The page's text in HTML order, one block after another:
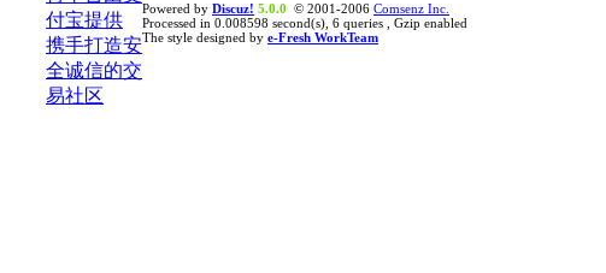
Powered by Discuz! 5.0.0 © 2001-2006 Comsenz Inc.
Processed in 0.008598 second(s), 6 queries , Gzip enabled
The style designed by e-Fresh WorkTeam